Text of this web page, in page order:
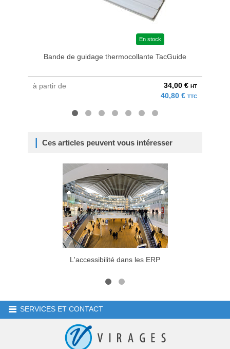
En stock
Bande de guidage thermocollante TacGuide
à partir de 34,00 € HT
40,80 € TTC
Ces articles peuvent vous intéresser
L'accessibilité dans les ERP
SERVICES ET CONTACT